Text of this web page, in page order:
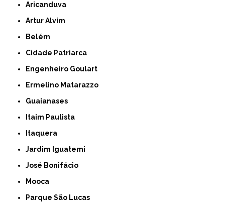
Aricanduva
Artur Alvim
Belém
Cidade Patriarca
Engenheiro Goulart
Ermelino Matarazzo
Guaianases
Itaim Paulista
Itaquera
Jardim Iguatemi
José Bonifácio
Mooca
Parque São Lucas